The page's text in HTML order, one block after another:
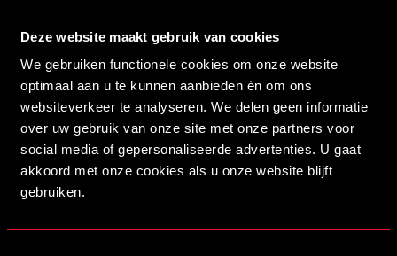
Deze website maakt gebruik van cookies
We gebruiken functionele cookies om onze website
optimaal aan u te kunnen aanbieden én om ons
websiteverkeer te analyseren. We delen geen informatie
over uw gebruik van onze site met onze partners voor
social media of gepersonaliseerde advertenties. U gaat
akkoord met onze cookies als u onze website blijft
gebruiken.
13/07/2026 19:00
KAARTVERKOOP OEFENWEDSTRIJD TEGEN SINT-TRUIDENSE V.V.
GEOPEND